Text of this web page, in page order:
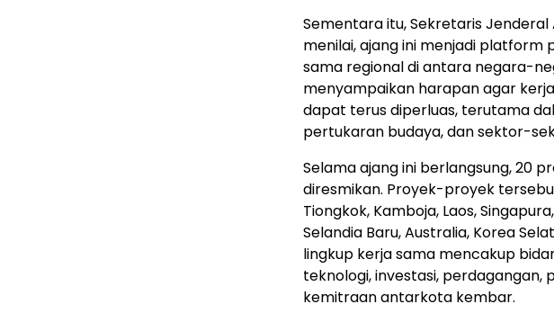
Sementara itu, Sekretaris Jenderal
menilai, ajang ini menjadi
sama regional di antara negara-
menyampaikan harapan agar
dapat terus diperluas, terutama
pertukaran budaya, dan sektor-
Selama ajang ini berlangsung, 20
diresmikan. Proyek-proyek
Tiongkok, Kamboja, Laos,
Selandia Baru, Australia, Korea
lingkup kerja sama mencakup
teknologi, investasi, perdagangan,
kemitraan antarkota kembar.